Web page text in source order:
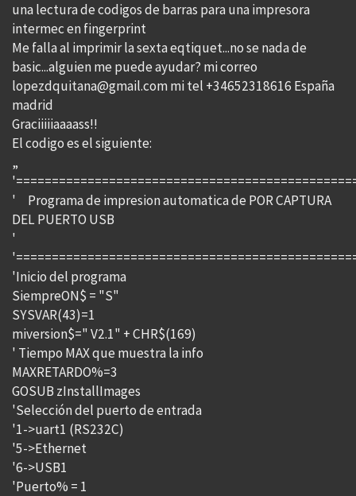
una lectura de codigos de barras para una impresora
intermec en fingerprint
Me falla al imprimir la sexta eqtiquet...no se nada de
basic...alguien me puede ayudar? mi correo
lopezdquitana@gmail.com mi tel +34652318616 España
madrid
Graciiiiiaaaass!!
El codigo es el siguiente:
„
' Programa de impresion automatica de POR CAPTURA
DEL PUERTO USB
'
'Inicio del programa
SiempreON$ = "S"
SYSVAR(43)=1
miversion$=" V2.1" + CHR$(169)
' Tiempo MAX que muestra la info
MAXRETARDO%=3
GOSUB zInstallImages
'Selección del puerto de entrada
'1->uart1 (RS232C)
'5->Ethernet
'6->USB1
'Puerto% = 1